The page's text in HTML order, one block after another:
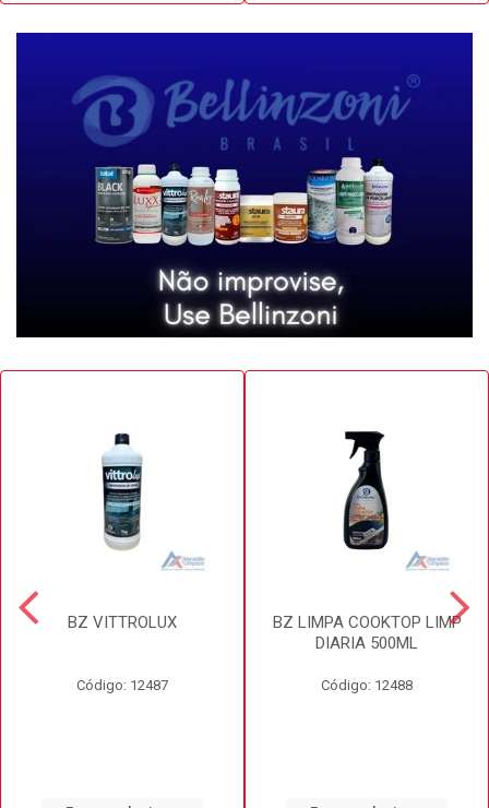
BZ VITTROLUX
Código: 12487
BZ LIMPA COOKTOP LIMP
DIARIA 500ML
Código: 12488